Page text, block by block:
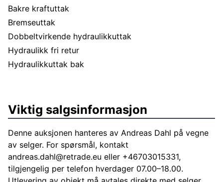
Bakre kraftuttak
Bremseuttak
Dobbeltvirkende hydraulikkuttak
Hydraulikk fri retur
Hydraulikkuttak bak
Viktig salgsinformasjon
Denne auksjonen hanteres av Andreas Dahl på vegne
av selger. For spørsmål, kontakt
andreas.dahl@retrade.eu eller +46703015331,
tilgjengelig per telefon hverdager 07.00–18.00.